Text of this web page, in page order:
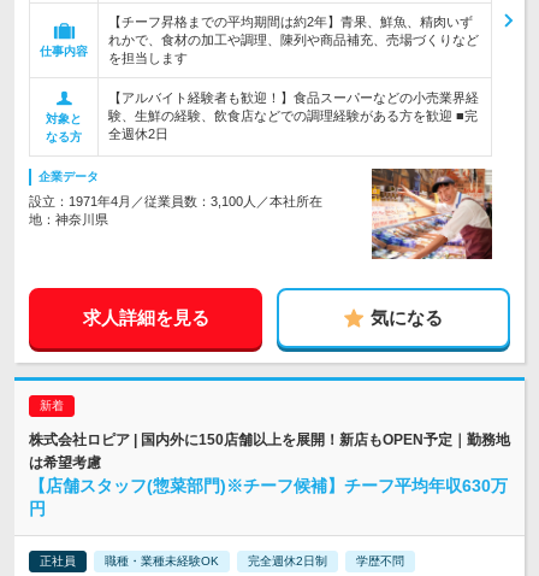
仕事内容
【チーフ昇格までの平均期間は約2年】青果、鮮魚、精肉いず
れかで、食材の加工や調理、陳列や商品補充、売場づくりなど
を担当します
対象と
なる方
【アルバイト経験者も歓迎！】食品スーパーなどの小売業界経
験、生鮮の経験、飲食店などでの調理経験がある方を歓迎 ■完
全週休2日
企業データ
設立：1971年4月／従業員数：3,100人／本社所在
地：神奈川県
求人詳細を見る 気になる
株式会社ロピア | 国内外に150店舗以上を展開！新店もOPEN予定｜勤務地
は希望考慮
【店舗スタッフ(惣菜部門)※チーフ候補】チーフ平均年収630万
円
正社員 職種・業種未経験OK 完全週休2日制 学歴不問